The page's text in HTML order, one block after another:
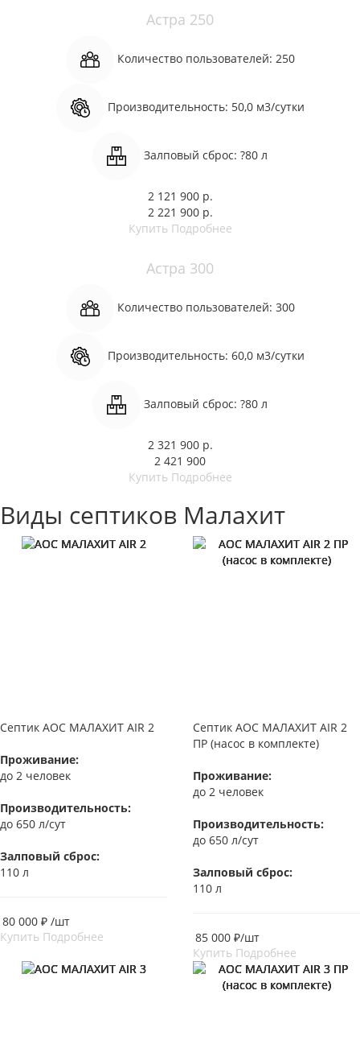
Астра 250
Количество пользователей: 250
Производительность: 50,0 м3/сутки
Залповый сброс: ?80 л
2 121 900 р.
2 221 900 р.
Купить Подробнее
Астра 300
Количество пользователей: 300
Производительность: 60,0 м3/сутки
Залповый сброс: ?80 л
2 321 900 р.
2 421 900
Купить Подробнее
Виды септиков Малахит
Септик АОС МАЛАХИТ AIR 2
Проживание:
до 2 человек
Производительность:
до 650 л/сут
Залповый сброс:
110 л
80 000 ₽ /шт
Купить Подробнее
Септик АОС МАЛАХИТ AIR 2
ПР (насос в комплекте)
Проживание:
до 2 человек
Производительность:
до 650 л/сут
Залповый сброс:
110 л
85 000 ₽/шт
Купить Подробнее